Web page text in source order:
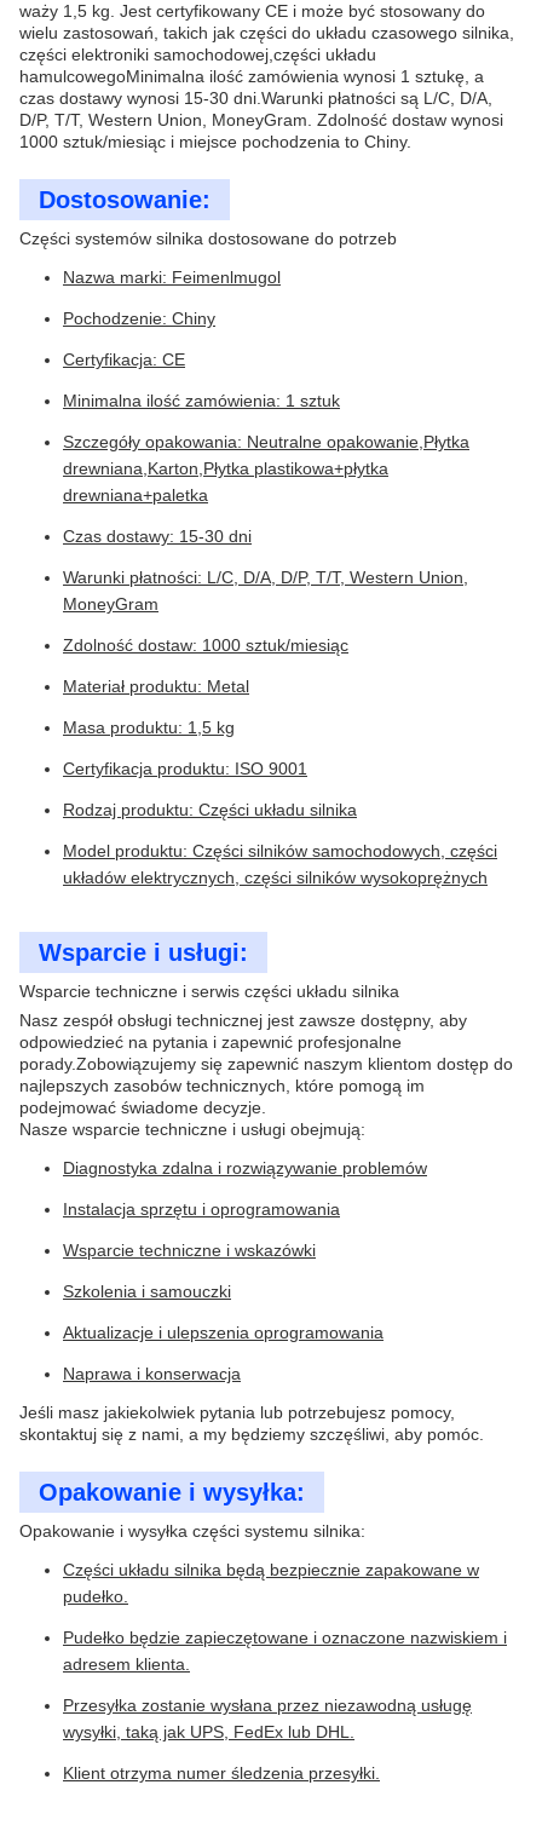
waży 1,5 kg. Jest certyfikowany CE i może być stosowany do
wielu zastosowań, takich jak części do układu czasowego silnika,
części elektroniki samochodowej,części układu
hamulcowegoMinimalna ilość zamówienia wynosi 1 sztukę, a
czas dostawy wynosi 15-30 dni.Warunki płatności są L/C, D/A,
D/P, T/T, Western Union, MoneyGram. Zdolność dostaw wynosi
1000 sztuk/miesiąc i miejsce pochodzenia to Chiny.
Dostosowanie:
Części systemów silnika dostosowane do potrzeb
Nazwa marki: Feimenlmugol
Pochodzenie: Chiny
Certyfikacja: CE
Minimalna ilość zamówienia: 1 sztuk
Szczegóły opakowania: Neutralne opakowanie,Płytka
drewniana,Karton,Płytka plastikowa+płytka
drewniana+paletka
Czas dostawy: 15-30 dni
Warunki płatności: L/C, D/A, D/P, T/T, Western Union,
MoneyGram
Zdolność dostaw: 1000 sztuk/miesiąc
Materiał produktu: Metal
Masa produktu: 1,5 kg
Certyfikacja produktu: ISO 9001
Rodzaj produktu: Części układu silnika
Model produktu: Części silników samochodowych, części
układów elektrycznych, części silników wysokoprężnych
Wsparcie i usługi:
Wsparcie techniczne i serwis części układu silnika
Nasz zespół obsługi technicznej jest zawsze dostępny, aby
odpowiedzieć na pytania i zapewnić profesjonalne
porady.Zobowiązujemy się zapewnić naszym klientom dostęp do
najlepszych zasobów technicznych, które pomogą im
podejmować świadome decyzje.
Nasze wsparcie techniczne i usługi obejmują:
Diagnostyka zdalna i rozwiązywanie problemów
Instalacja sprzętu i oprogramowania
Wsparcie techniczne i wskazówki
Szkolenia i samouczki
Aktualizacje i ulepszenia oprogramowania
Naprawa i konserwacja
Jeśli masz jakiekolwiek pytania lub potrzebujesz pomocy,
skontaktuj się z nami, a my będziemy szczęśliwi, aby pomóc.
Opakowanie i wysyłka:
Opakowanie i wysyłka części systemu silnika:
Części układu silnika będą bezpiecznie zapakowane w
pudełko.
Pudełko będzie zapieczętowane i oznaczone nazwiskiem i
adresem klienta.
Przesyłka zostanie wysłana przez niezawodną usługę
wysyłki, taką jak UPS, FedEx lub DHL.
Klient otrzyma numer śledzenia przesyłki.